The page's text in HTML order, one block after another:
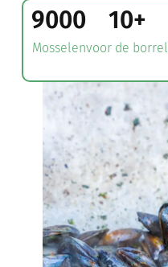
Mosselen
9000
voor de borrel
10+